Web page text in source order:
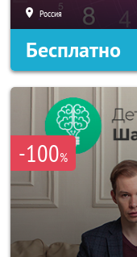
Россия
Бесплатно
-100%